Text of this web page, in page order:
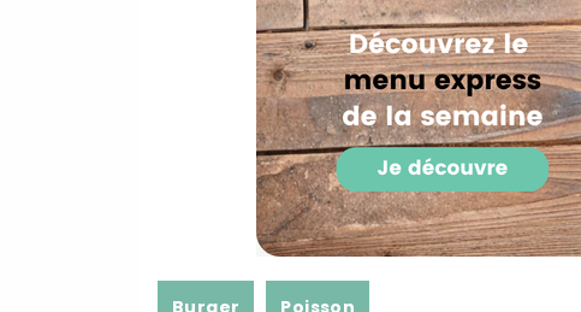
Burger Poisson